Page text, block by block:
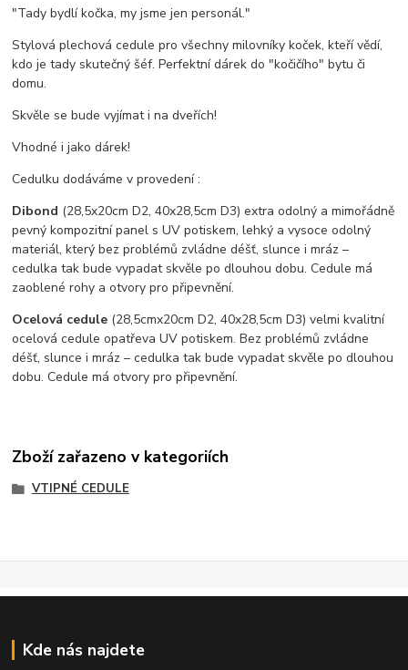
"Tady bydlí kočka, my jsme jen personál."
Stylová plechová cedule pro všechny milovníky koček, kteří vědí,
kdo je tady skutečný šéf. Perfektní dárek do "kočičího" bytu či
domu.
Skvěle se bude vyjímat i na dveřích!
Vhodné i jako dárek!
Cedulku dodáváme v provedení :
Dibond (28,5x20cm D2, 40x28,5cm D3) extra odolný a mimořádně
pevný kompozitní panel s UV potiskem, lehký a vysoce odolný
materiál, který bez problémů zvládne déšť, slunce i mráz –
cedulka tak bude vypadat skvěle po dlouhou dobu. Cedule má
zaoblené rohy a otvory pro připevnění.
Ocelová cedule (28,5cmx20cm D2, 40x28,5cm D3) velmi kvalitní
ocelová cedule opatřeva UV potiskem. Bez problémů zvládne
déšť, slunce i mráz – cedulka tak bude vypadat skvěle po dlouhou
dobu. Cedule má otvory pro připevnění.
Zboží zařazeno v kategoriích
VTIPNÉ CEDULE
Kde nás najdete